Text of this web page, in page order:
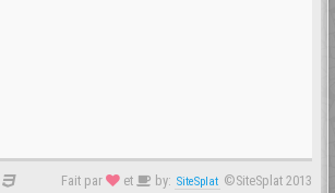
Fait par et by: SiteSplat ©SiteSplat 2013